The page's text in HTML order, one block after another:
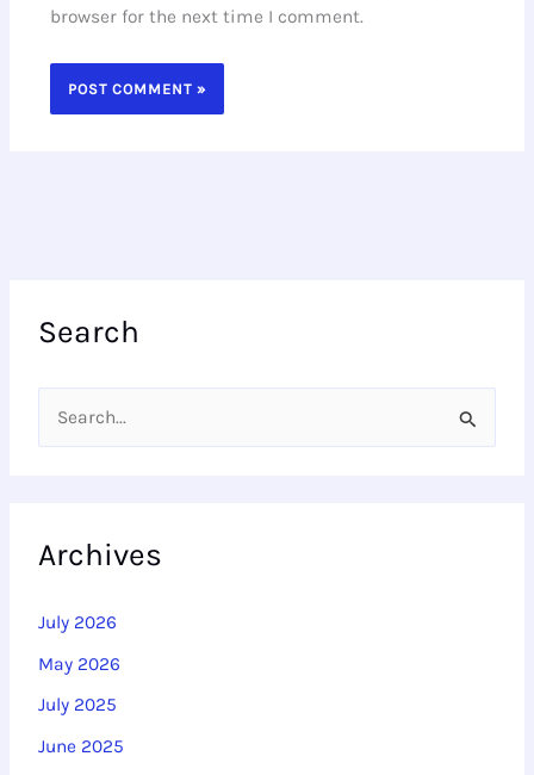
browser for the next time I comment.
Search
c
r
:
Archives
July 2026
May 2026
July 2025
June 2025